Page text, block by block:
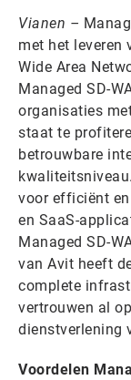
Vianen –
met het leveren
Wide Area
Managed SD-
organisaties
staat te
betrouwbare
voor efficiënt
en SaaS-
Managed SD-
van Avit heeft
complete
vertrouwen al
dienstverlening
Voordelen